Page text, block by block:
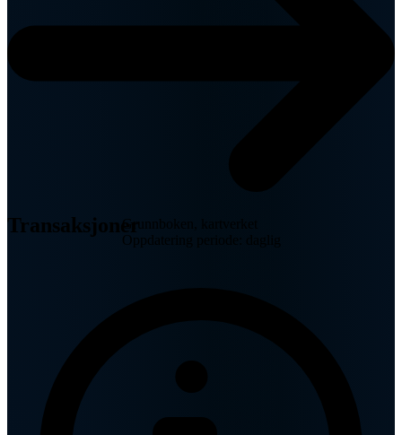
TransaksjonerGrunnboken, kartverket
Oppdatering periode: daglig